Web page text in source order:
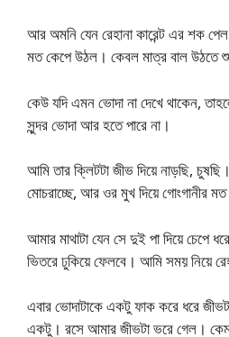
আর অমনি যেন রেহানা কারেন্ট এর শক
মত কেপে উঠল। কেবল মাত্র বাল উঠতে
কেউ যদি এমন ভোদা না দেখে থাকেন,
সুন্দর ভোদা আর হতে পারে না।
আমি তার ক্লিটটা জীভ দিয়ে নাড়ছি,
মোচরাচ্ছে, আর ওর মুখ দিয়ে গোংগানীর মত
আমার মাথাটা যেন সে দুই পা দিয়ে চেপে
ভিতরে ঢুকিয়ে ফেলবে। আমি সময় নিয়ে
এবার ভোদাটাকে একটু ফাক করে ধরে
একটু। রসে আমার জীভটা ভরে গেল।